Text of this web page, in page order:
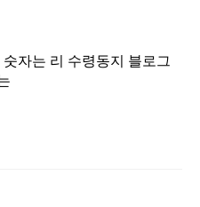
자는 리 수령동지 블로그